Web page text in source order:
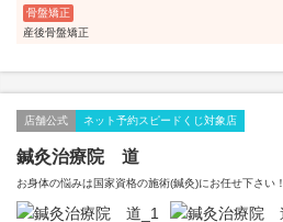
骨盤矯正
産後骨盤矯正
店舗公式 ネット予約スピードくじ対象店
鍼灸治療院 道
お身体の悩みは国家資格の施術(鍼灸)にお任せ下さい！